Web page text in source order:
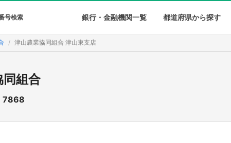
号検索 銀行・金融機関一覧 都道府県から探す
津山農業協同組合 津山東支店
同組合
7868